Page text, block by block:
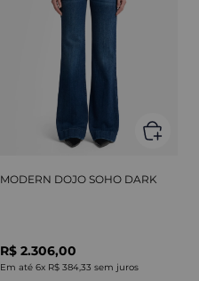
MODERN DOJO SOHO DARK
R$ 2.306,00
Em até 6x R$ 384,33 sem juros